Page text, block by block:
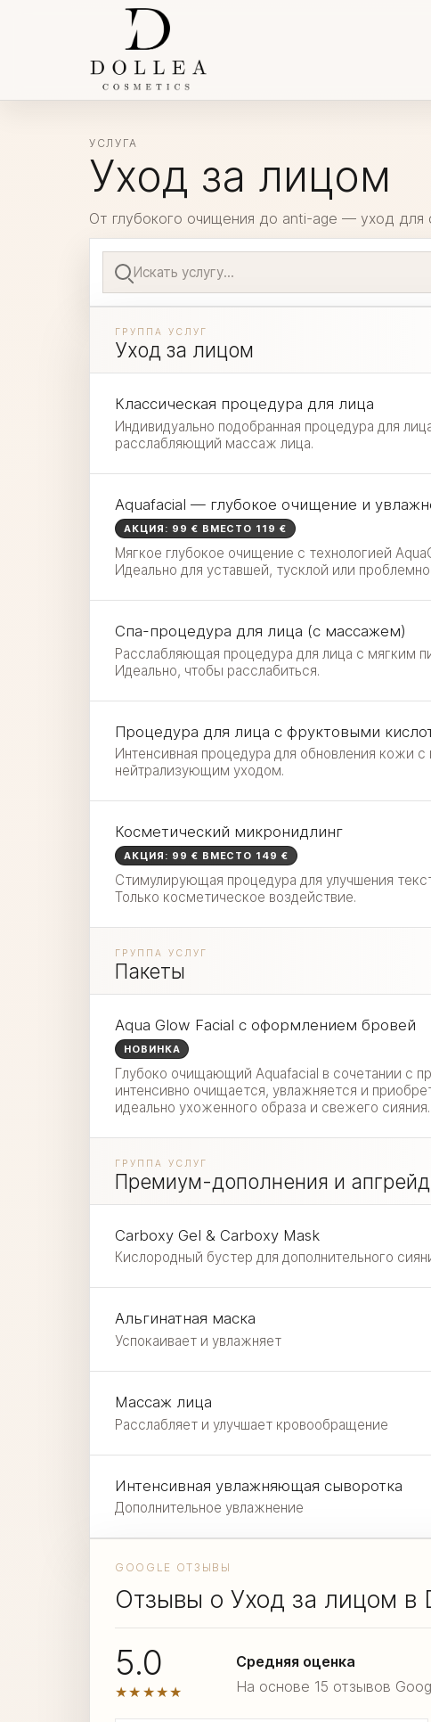
УСЛУГА
Уход за лицом
От глубокого очищения до anti-age — уход
услуг
ГРУППА УСЛУГ
Уход за лицом
Классическая процедура для лица
Индивидуально подобранная процедура для
расслабляющий массаж лица.
Aquafacial — глубокое очищение и
АКЦИЯ: 99 € ВМЕСТО 119 €
Мягкое глубокое очищение с технологией
Идеально для уставшей, тусклой или
Спа-процедура для лица (с массажем)
Расслабляющая процедура для лица с мягким
Идеально, чтобы расслабиться.
Процедура для лица с фруктовыми
Интенсивная процедура для обновления кожи
нейтрализующим уходом.
Косметический микронидлинг
АКЦИЯ: 99 € ВМЕСТО 149 €
Стимулирующая процедура для улучшения
Только косметическое воздействие.
ГРУППА УСЛУГ
Пакеты
Aqua Glow Facial с оформлением бровей
НОВИНКА
Глубоко очищающий Aquafacial в сочетании с
интенсивно очищается, увлажняется и
идеально ухоженного образа и свежего сияния.
ГРУППА УСЛУГ
Премиум-дополнения и
Carboxy Gel & Carboxy Mask
Кислородный бустер для дополнительного
Альгинатная маска
Успокаивает и увлажняет
Массаж лица
Расслабляет и улучшает кровообращение
Интенсивная увлажняющая сыворотка
Дополнительное увлажнение
GOOGLE ОТЗЫВЫ
Отзывы о Уход за лицом в
5.0
★★★★★
Средняя оценка
На основе 15 отзывов